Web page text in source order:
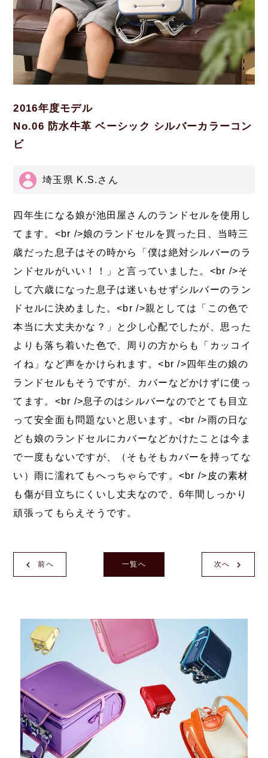
2016年度モデル
No.06 防水牛革 ベーシック シルバーカラーコン
ビ
埼玉県 K.S.さん
四年生になる娘が池田屋さんのランドセルを使用し
てます。<br />娘のランドセルを買った日、当時三
歳だった息子はその時から「僕は絶対シルバーのラ
ンドセルがいい！！」と言っていました。<br />そ
して六歳になった息子は迷いもせずシルバーのラン
ドセルに決めました。<br />親としては「この色で
本当に大丈夫かな？」と少し心配でしたが、思った
よりも落ち着いた色で、周りの方からも「カッコイ
イね」など声をかけられます。<br />四年生の娘の
ランドセルもそうですが、カバーなどかけずに使っ
てます。<br />息子のはシルバーなのでとても目立
って安全面も問題ないと思います。<br />雨の日な
ども娘のランドセルにカバーなどかけたことは今ま
で一度もないですが、（そもそもカバーを持ってな
い）雨に濡れてもへっちゃらです。<br />皮の素材
も傷が目立ちにくいし丈夫なので、6年間しっかり
頑張ってもらえそうです。
前へ 次へ
一覧へ